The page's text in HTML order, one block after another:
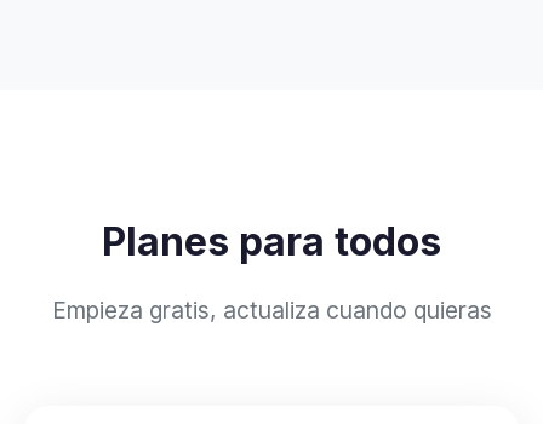
Planes para todos
Empieza gratis, actualiza cuando quieras